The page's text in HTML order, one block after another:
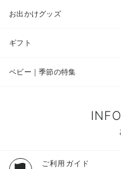
お出かけグッズ
ギフト
ベビー｜季節の特集
ご利用ガイド